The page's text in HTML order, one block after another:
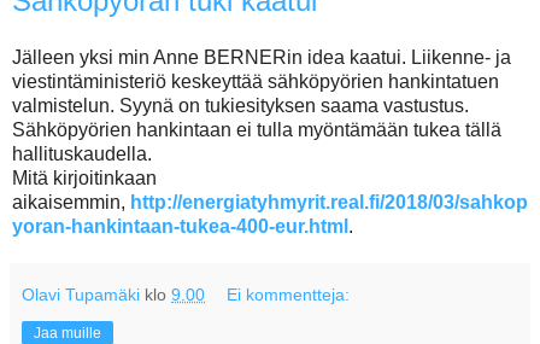
Jälleen yksi min Anne BERNERin idea kaatui. Liikenne- ja
viestintäministeriö keskeyttää sähköpyörien hankintatuen
valmistelun. Syynä on tukiesityksen saama vastustus.
Sähköpyörien hankintaan ei tulla myöntämään tukea tällä
hallituskaudella.
Mitä kirjoitinkaan
aikaisemmin, http://energiatyhmyrit.real.fi/2018/03/sahkop
yoran-hankintaan-tukea-400-eur.html .
Olavi Tupamäki klo 9.00 Ei kommentteja:
Jaa muille